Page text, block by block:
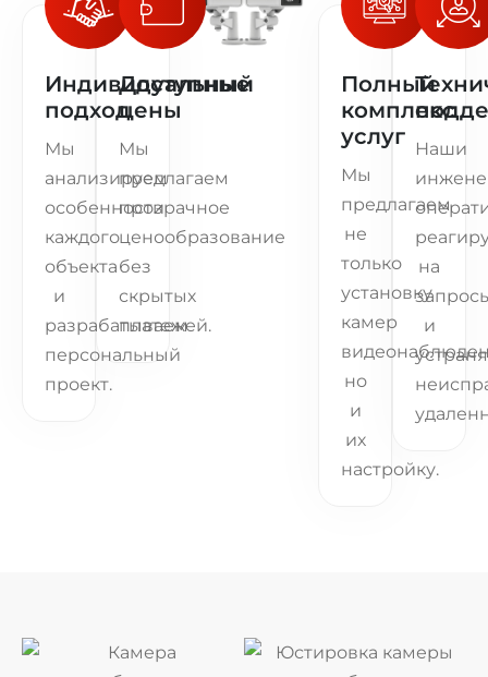
Индивидуальный
подход
Мы
анализируем
особенности
каждого
объекта
и
разрабатываем
персональный
проект.
Доступные
цены
Мы
предлагаем
прозрачное
ценообразование
без
скрытых
платежей.
Полный
комплекс
услуг
Мы
предлагаем
не
только
установку
камер
но
и
их
настройку.
Наши
на
и